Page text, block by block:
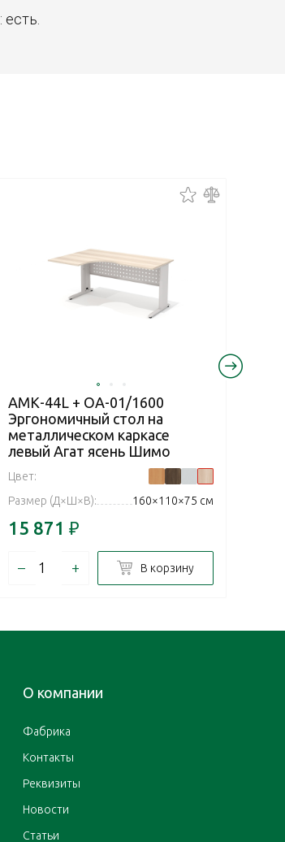
: есть.
АМК-44L + ОА-01/1600
Эргономичный стол на
металлическом каркасе
левый Агат ясень Шимо
Цвет:
Размер (Д×Ш×В):
160×110×75 см
15 871 ₽
– + В корзину
О компании
Фабрика
Контакты
Реквизиты
Новости
Статьи